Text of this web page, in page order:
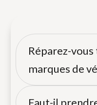
Réparez-
marques de
Oui, sans
Faut-il